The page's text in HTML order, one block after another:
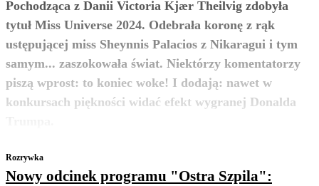
Pochodząca z Danii Victoria Kjær Theilvig zdobyła
tytuł Miss Universe 2024. Odebrała koronę z rąk
ustępującej miss Sheynnis Palacios z Nikaragui i tym
samym... zaszokowała świat. Niektórzy komentatorzy
piszą wprost: to koniec woke! I dodają: nawet w
konkursach piękności widać efekt wygranej Donalda
zobacz więcej
Rozrywka
Nowy odcinek programu "Ostra Szpila":